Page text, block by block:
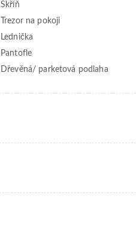
Skříň
Trezor na pokoji
Lednička
Pantofle
Dřevěná/ parketová podlaha